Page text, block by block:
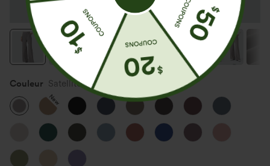
Couleur Satellite
New